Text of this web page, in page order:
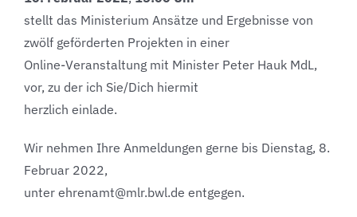
stellt das Ministerium Ansätze und Ergebnisse von
zwölf geförderten Projekten in einer
Online-Veranstaltung mit Minister Peter Hauk MdL,
vor, zu der ich Sie/Dich hiermit
herzlich einlade.
Wir nehmen Ihre Anmeldungen gerne bis Dienstag, 8.
Februar 2022,
unter ehrenamt@mlr.bwl.de entgegen.